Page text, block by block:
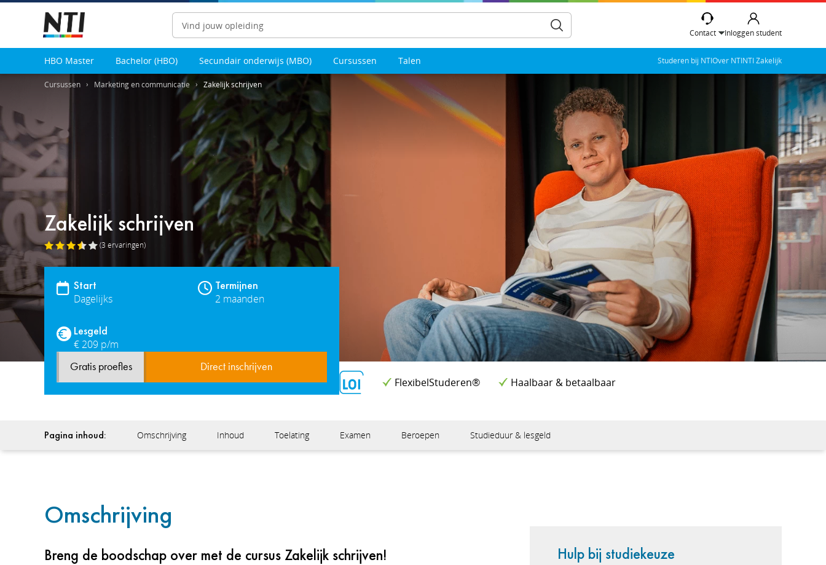
Zoeken
Contact Inloggen student
HBO Master Bachelor (HBO) Secundair onderwijs (MBO) Cursussen Talen Studeren bij NTIOver NTINTI Zakelijk
Cursussen Marketing en communicatie Zakelijk schrijven
Zakelijk schrijven
(3 ervaringen)
Start
Dagelijks
Termijnen
2 maanden
Lesgeld
€ 209 p/m
Gratis proefles Direct inschrijven
FlexibelStuderen® Haalbaar & betaalbaar
Pagina inhoud: Omschrijving Inhoud Toelating Examen Beroepen Studieduur & lesgeld
Omschrijving
Breng de boodschap over met de cursus Zakelijk schrijven! Hulp bij studiekeuze